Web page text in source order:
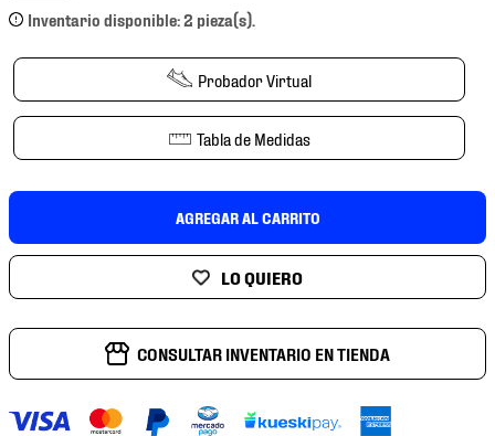
Inventario disponible: 2 pieza(s).
Probador Virtual
Tabla de Medidas
AGREGAR AL CARRITO
CONSULTAR INVENTARIO EN TIENDA
6.
mochila
10. tenis nike